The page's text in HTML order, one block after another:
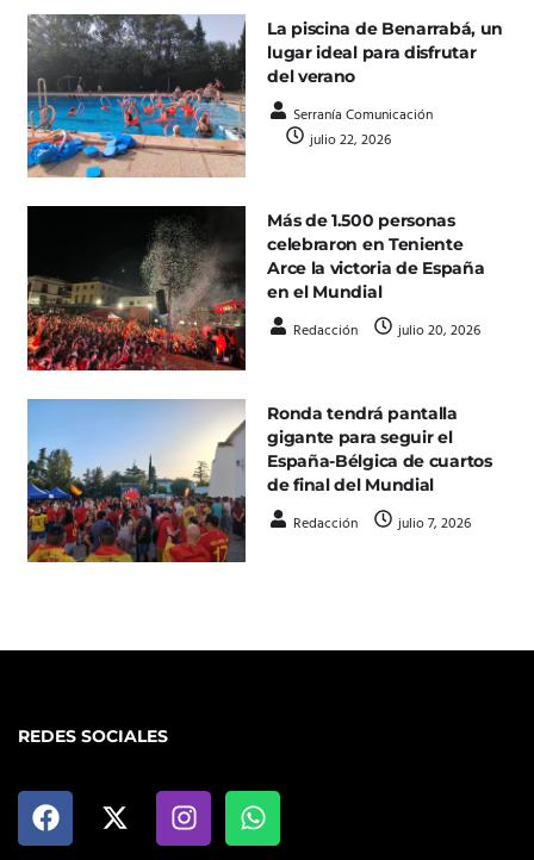
La piscina de Benarrabá, un
lugar ideal para disfrutar
del verano
Serranía Comunicación
julio 22, 2026
Más de 1.500 personas
celebraron en Teniente
Arce la victoria de España
en el Mundial
Redacción julio 20, 2026
Ronda tendrá pantalla
gigante para seguir el
España-Bélgica de cuartos
de final del Mundial
Redacción julio 7, 2026
REDES SOCIALES